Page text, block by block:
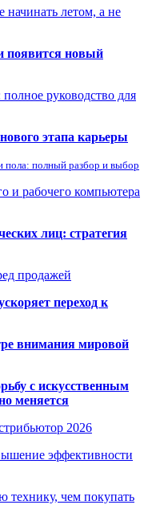
летом, а не
появится новый
руководство для
этапа карьеры
пола: полный разбор и выбор
и рабочего компьютера
лиц: стратегия
продажей
переход к
внимания мировой
с искусственным
меняется
2026
эффективности
технику, чем покупать